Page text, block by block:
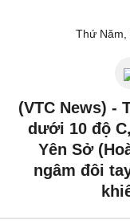
Thứ Năm,
(VTC News) -
dưới 10 độ
Yên Sở
ngâm đôi